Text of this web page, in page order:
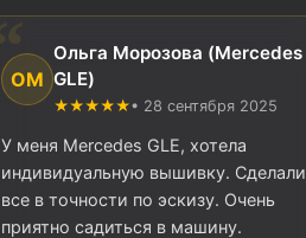
ОМ
Ольга Морозова (Mercedes
GLE)
★★★★★• 28 сентября 2025
У меня Mercedes GLE, хотела
индивидуальную вышивку. Сделали
все в точности по эскизу. Очень
приятно садиться в машину.